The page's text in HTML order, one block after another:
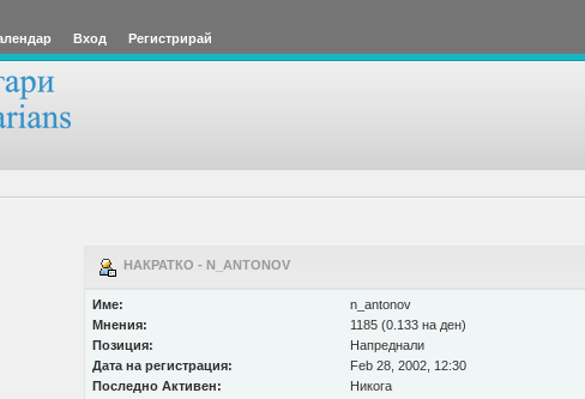
Вход Регистрирай
НАКРАТКО - N_ANTONOV
Име:
n_antonov
Мнения:
1185 (0.133 на ден)
Позиция:
Напреднали
Дата на регистрация:
Feb 28, 2002, 12:30
Последно Активен:
Никога